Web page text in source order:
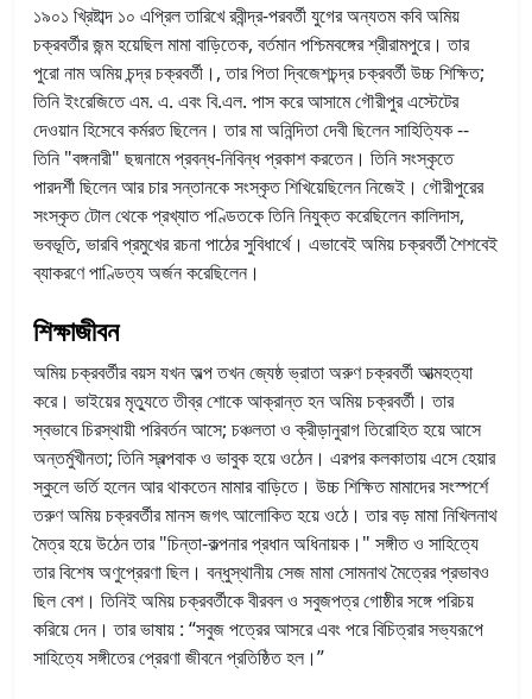
১৯০১ খ্রিষ্টাব্দ ১০ এপ্রিল তারিখে রবীন্দ্র-পরবর্তী যুগের অন্যতম কবি অমিয়
চক্রবর্তীর জন্ম হয়েছিল মামা বাড়িতেক, বর্তমান পশ্চিমবঙ্গের শ্রীরামপুরে। তার
পুরো নাম অমিয় চন্দ্র চক্রবর্তী।, তার পিতা দ্বিজেশচন্দ্র চক্রবর্তী উচ্চ শিক্ষিত;
তিনি ইংরেজিতে এম. এ. এবং বি.এল. পাস করে আসামে গৌরীপুর এস্টেটের
দেওয়ান হিসেবে কর্মরত ছিলেন। তার মা অনিন্দিতা দেবী ছিলেন সাহিত্যিক --
তিনি "বঙ্গনারী" ছদ্মনামে প্রবন্ধ-নিবিন্ধ প্রকাশ করতেন। তিনি সংস্কৃতে
পারদর্শী ছিলেন আর চার সন্তানকে সংস্কৃত শিখিয়েছিলেন নিজেই। গৌরীপুরের
সংস্কৃত টোল থেকে প্রখ্যাত পণ্ডিতকে তিনি নিযুক্ত করেছিলেন কালিদাস,
ভবভূতি, ভারবি প্রমুখের রচনা পাঠের সুবিধার্থে। এভাবেই অমিয় চক্রবর্তী শৈশবেই
ব্যাকরণে পাণ্ডিত্য অর্জন করেছিলেন।
শিক্ষাজীবন
অমিয় চক্রবর্তীর বয়স যখন অল্প তখন জ্যেষ্ঠ ভ্রাতা অরুণ চক্রবর্তী আত্মহত্যা
করে। ভাইয়ের মৃত্যুতে তীব্র শোকে আক্রান্ত হন অমিয় চক্রবর্তী। তার
স্বভাবে চিরস্থায়ী পরিবর্তন আসে; চঞ্চলতা ও ক্রীড়ানুরাগ তিরোহিত হয়ে আসে
অন্তর্মুখীনতা; তিনি স্বল্পবাক ও ভাবুক হয়ে ওঠেন। এরপর কলকাতায় এসে হেয়ার
স্কুলে ভর্তি হলেন আর থাকতেন মামার বাড়িতে। উচ্চ শিক্ষিত মামাদের সংস্পর্শে
তরুণ অমিয় চক্রবর্তীর মানস জগৎ আলোকিত হয়ে ওঠে। তার বড় মামা নিখিলনাথ
মৈত্র হয়ে উঠেন তার "চিন্তা-কল্পনার প্রধান অধিনায়ক।" সঙ্গীত ও সাহিত্যে
তার বিশেষ অণুপ্রেরণা ছিল। বন্ধুস্থানীয় সেজ মামা সোমনাথ মৈত্রের প্রভাবও
ছিল বেশ। তিনিই অমিয় চক্রবর্তীকে বীরবল ও সবুজপত্র গোষ্ঠীর সঙ্গে পরিচয়
করিয়ে দেন। তার ভাষায় : “সবুজ পত্রের আসরে এবং পরে বিচিত্রার সভ্যরূপে
সাহিত্যে সঙ্গীতের প্রেরণা জীবনে প্রতিষ্ঠিত হল।”